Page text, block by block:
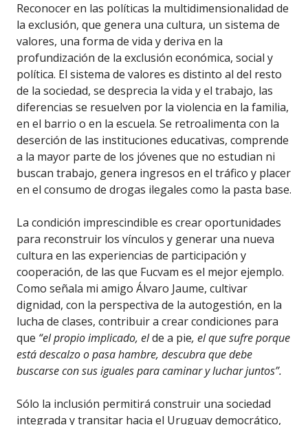
Reconocer en las políticas la multidimensionalidad de
la exclusión, que genera una cultura, un sistema de
valores, una forma de vida y deriva en la
profundización de la exclusión económica, social y
política. El sistema de valores es distinto al del resto
de la sociedad, se desprecia la vida y el trabajo, las
diferencias se resuelven por la violencia en la familia,
en el barrio o en la escuela. Se retroalimenta con la
deserción de las instituciones educativas, comprende
a la mayor parte de los jóvenes que no estudian ni
buscan trabajo, genera ingresos en el tráfico y placer
en el consumo de drogas ilegales como la pasta base.
La condición imprescindible es crear oportunidades
para reconstruir los vínculos y generar una nueva
cultura en las experiencias de participación y
cooperación, de las que Fucvam es el mejor ejemplo.
Como señala mi amigo Álvaro Jaume, cultivar
dignidad, con la perspectiva de la autogestión, en la
lucha de clases, contribuir a crear condiciones para
que “el propio implicado, elde a pie, el que sufre porque
está descalzo o pasa hambre, descubra que debe
buscarse con sus iguales para caminar y luchar juntos”.
Sólo la inclusión permitirá construir una sociedad
integrada y transitar hacia el Uruguay democrático,